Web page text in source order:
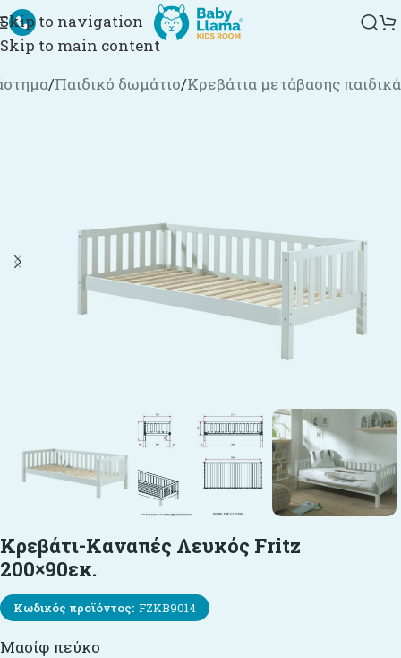
Skip to navigation
Skip to main content
/Παιδικό δωμάτιο/Κρεβάτια μετάβασης παιδικά
Κρεβάτι-Καναπές Λευκός Fritz
200×90εκ.
Κωδικός προϊόντος: FZKB9014
Μασίφ πεύκο